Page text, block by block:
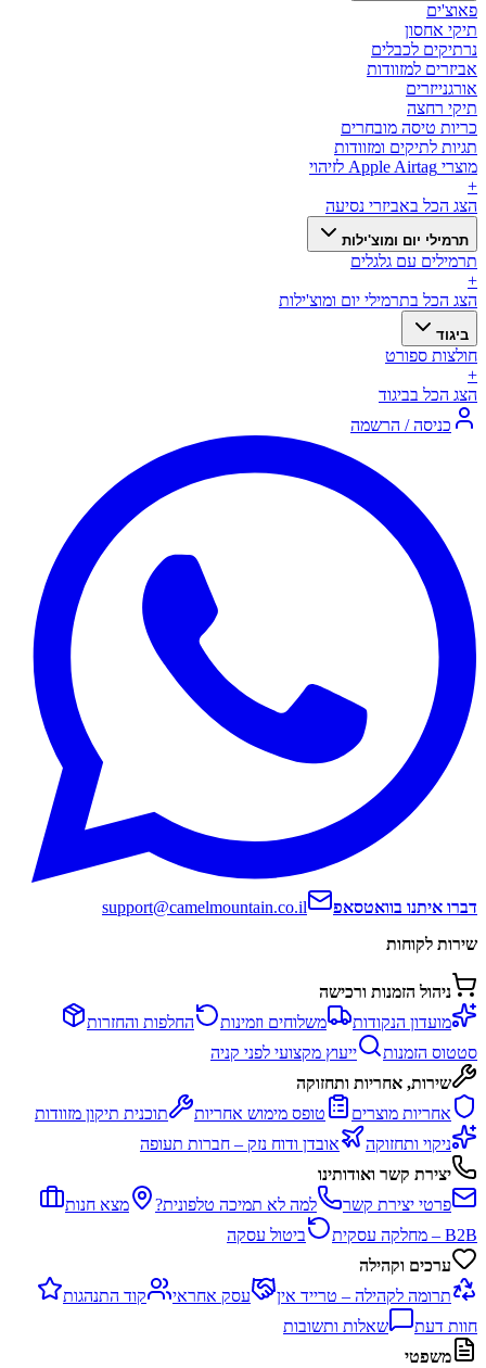
פאוצ'ים
תיקי אחסון
נרתיקים לכבלים
אביזרים למזוודות
אורגנייזרים
תיקי רחצה
כריות טיסה מובחרים
תגיות לתיקים ומזוודות
מוצרי Apple Airtag לזיהוי
+
הצג הכל באביזרי נסיעה
תרמילי יום ומוצ'ילות
תרמילים עם גלגלים
+
הצג הכל בתרמילי יום ומוצ'ילות
ביגוד
חולצות ספורט
+
הצג הכל בביגוד
כניסה / הרשמה
דברו איתנו בוואטסאפ
support@camelmountain.co.il
שירות לקוחות
ניהול הזמנות ורכישה
מועדון הנקודות
משלוחים וזמינות
החלפות והחזרות
סטטוס הזמנות
ייעוץ מקצועי לפני קניה
שירות, אחריות ותחזוקה
אחריות מוצרים
טופס מימוש אחריות
תוכנית תיקון מזוודות
ניקוי ותחזוקה
אובדן ודוח נזק – חברות תעופה
יצירת קשר ואודותינו
פרטי יצירת קשר
למה לא תמיכה טלפונית?
מצא חנות
B2B – מחלקה עסקית
ביטול עסקה
ערכים וקהילה
תרומה לקהילה – טרייד אין
עסק אחראי
קוד התנהגות
חוות דעת
שאלות ותשובות
משפטי